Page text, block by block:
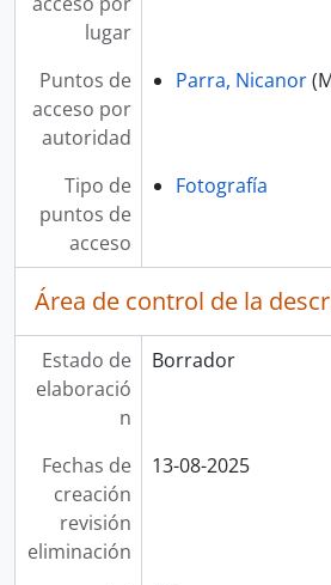
lugar
Puntos de
acceso por
autoridad
Parra, Nicanor
Tipo de
puntos de
acceso
Fotografía
Área de control de la
Estado de
elaboració
n
Borrador
Fechas de
creación
revisión
eliminación
13-08-2025